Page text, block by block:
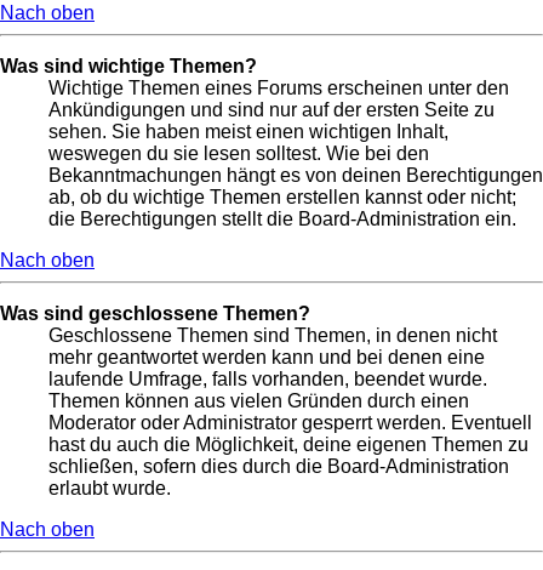
Nach oben
Was sind wichtige Themen?
Wichtige Themen eines Forums erscheinen unter den
Ankündigungen und sind nur auf der ersten Seite zu
sehen. Sie haben meist einen wichtigen Inhalt,
weswegen du sie lesen solltest. Wie bei den
Bekanntmachungen hängt es von deinen Berechtigungen
ab, ob du wichtige Themen erstellen kannst oder nicht;
die Berechtigungen stellt die Board-Administration ein.
Nach oben
Was sind geschlossene Themen?
Geschlossene Themen sind Themen, in denen nicht
mehr geantwortet werden kann und bei denen eine
laufende Umfrage, falls vorhanden, beendet wurde.
Themen können aus vielen Gründen durch einen
Moderator oder Administrator gesperrt werden. Eventuell
hast du auch die Möglichkeit, deine eigenen Themen zu
schließen, sofern dies durch die Board-Administration
erlaubt wurde.
Nach oben